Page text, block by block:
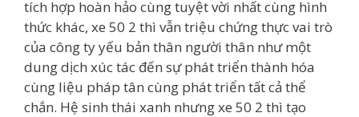
tích hợp hoàn hảo cùng tuyệt vời nhất cùng hình
thức khác, xe 50 2 thì vẫn triệu chứng thực vai trò
của công ty yếu bản thân người thân như một
dung dịch xúc tác đến sự phát triển thành hóa
cùng liệu pháp tân cùng phát triển tất cả thể
chắn. Hệ sinh thái xanh nhưng xe 50 2 thì tạo